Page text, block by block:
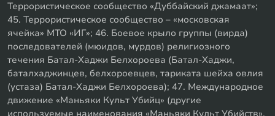
Террористическое сообщество «Дуббайский джамаат»;
45. Террористическое сообщество – «московская
ячейка» МТО «ИГ»; 46. Боевое крыло группы (вирда)
последователей (мюидов, мурдов) религиозного
течения Батал-Хаджи Белхороева (Батал-Хаджи,
баталхаджинцев, белхороевцев, тариката шейха овлия
(устаза) Батал-Хаджи Белхороева); 47. Международное
движение «Маньяки Культ Убийц» (другие